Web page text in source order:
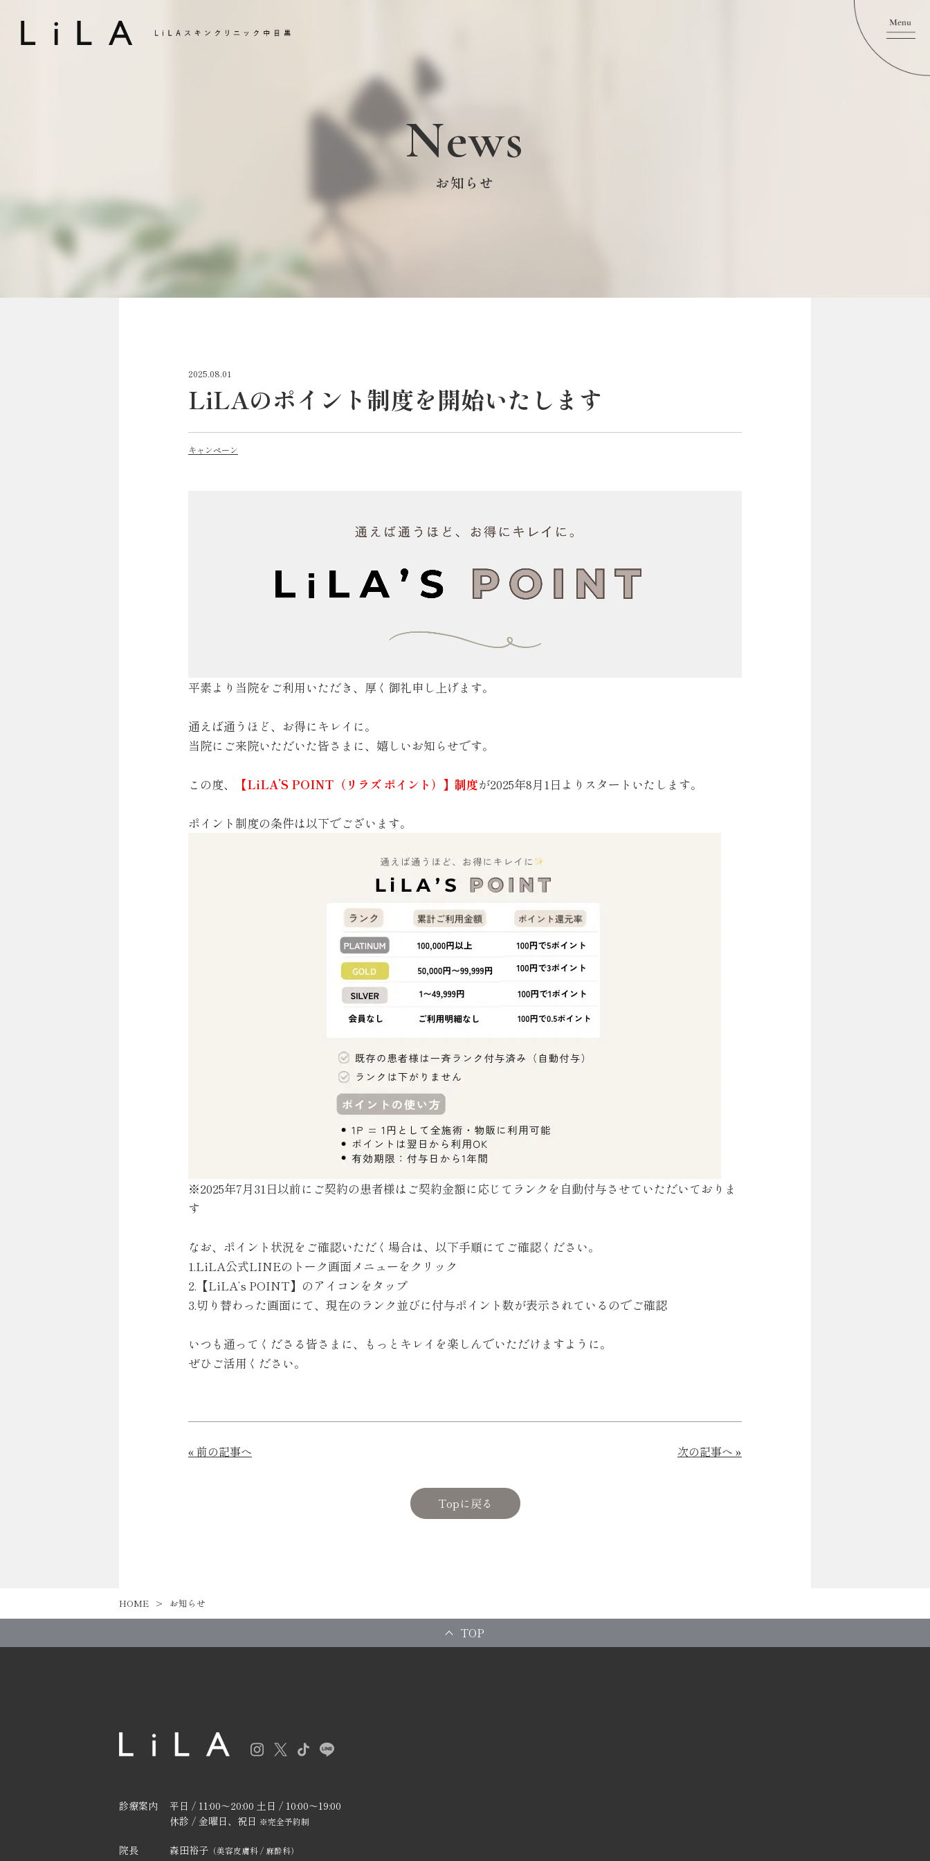
News
お知らせ
2025.08.01
LiLAのポイント制度を開始いたします
キャンペーン
平素より当院をご利用いただき、厚く御礼申し上げます。
通えば通うほど、お得にキレイに。
当院にご来院いただいた皆さまに、嬉しいお知らせです。
この度、 【LiLA’S POINT（リラズ ポイント）】制度が2025年8月1日よりスタートいたします。
ポイント制度の条件は以下でございます。
※2025年7月31日以前にご契約の患者様はご契約金額に応じてランクを自動付与させていただいておりま
す
なお、ポイント状況をご確認いただく場合は、以下手順にてご確認ください。
1.LiLA公式LINEのトーク画面メニューをクリック
2.【LiLA’s POINT】のアイコンをタップ
3.切り替わった画面にて、現在のランク並びに付与ポイント数が表示されているのでご確認
いつも通ってくださる皆さまに、もっとキレイを楽しんでいただけますように。
ぜひご活用ください。
« 前の記事へ 次の記事へ »
Topに戻る
HOME お知らせ
TOP
診療案内
平日 / 11:00〜20:00 土日 / 10:00〜19:00
休診 / 金曜日、祝日 ※完全予約制
院長 森田裕子 （美容皮膚科 / 麻酔科）